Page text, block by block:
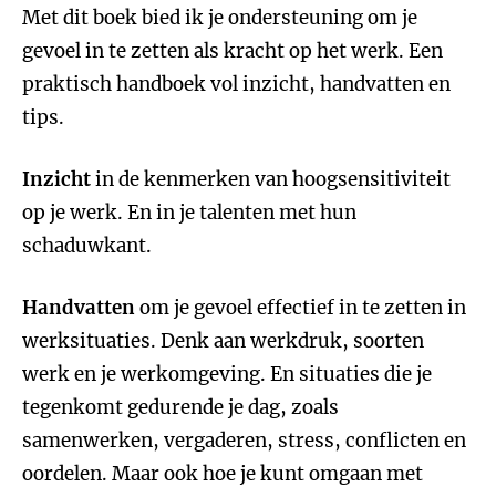
Met dit boek bied ik je ondersteuning om je
gevoel in te zetten als kracht op het werk. Een
praktisch handboek vol inzicht, handvatten en
tips.
Inzichtin de kenmerken van hoogsensitiviteit
op je werk. En in je talenten met hun
schaduwkant.
Handvattenom je gevoel effectief in te zetten in
werksituaties. Denk aan werkdruk, soorten
werk en je werkomgeving. En situaties die je
tegenkomt gedurende je dag, zoals
samenwerken, vergaderen, stress, conflicten en
oordelen. Maar ook hoe je kunt omgaan met